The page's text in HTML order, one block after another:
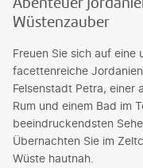
Wüstenzauber
Freuen Sie sich auf eine
facettenreiche
Felsenstadt Petra, einer
Rum und einem Bad im
beeindruckendsten
Übernachten Sie im
Wüste hautnah.